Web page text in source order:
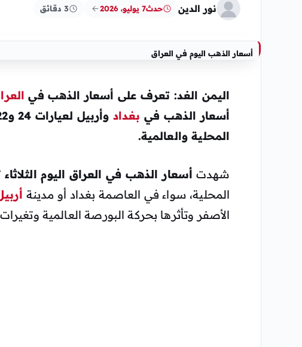
نور الدين حدث7 يوليو، 2026 3 دقائق
أسعار الذهب اليوم في العراق
اليمن الغد: تعرف على أسعار الذهب في
أسعار الذهب في بغداد
المحلية والعالمية.
شهدت أسعار الذهب في العراق اليوم الثلاثاء 7 يوليو 2026
المحلية، سواء في العاصمة بغداد أو مدينة
الأصفر وتأثرها بحركة البورصة العالمية